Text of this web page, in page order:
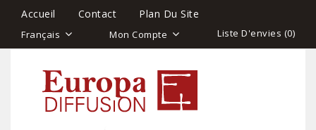
Accueil Contact Plan Du Site
Français Mon Compte Liste D'envies (0)